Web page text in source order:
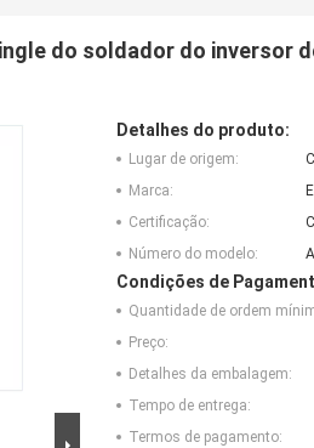
do soldador do inversor
Detalhes do produto:
Lugar de origem:
Marca:
Certificação:
Número do modelo:
Condições de
Quantidade de ordem
Preço:
Detalhes da embalagem:
Tempo de entrega:
Termos de pagamento: